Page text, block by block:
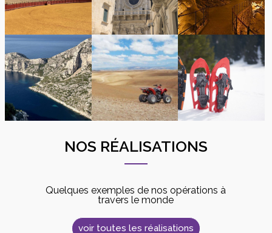
NOS RÉALISATIONS
Quelques exemples de nos opérations à
travers le monde
voir toutes les réalisations